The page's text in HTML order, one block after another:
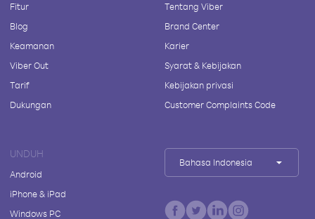
Fitur
Blog
Keamanan
Viber Out
Tarif
Dukungan
Tentang Viber
Brand Center
Karier
Syarat & Kebijakan
Kebijakan privasi
Customer Complaints Code
UNDUH
Android
iPhone & iPad
Windows PC
Bahasa Indonesia